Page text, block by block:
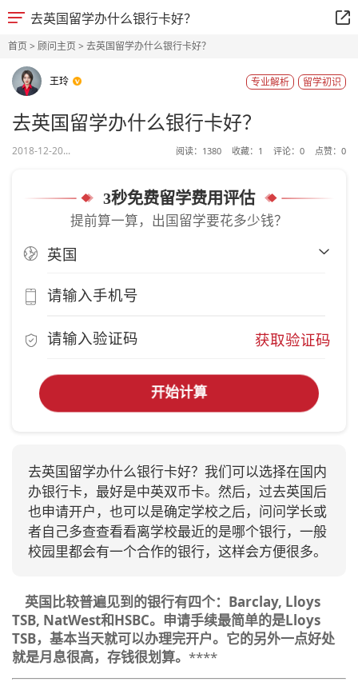
去英国留学办什么银行卡好？
首页> 顾问主页> 去英国留学办什么银行卡好？
王玲 留学初识
专业解析
去英国留学办什么银行卡好？
2018-12-20... 阅读： 1380 收藏： 1 评论： 0 点赞： 0
3秒免费留学费用评估
提前算一算，出国留学要花多少钱？
获取验证码
开始计算
去英国留学办什么银行卡好？我们可以选择在国内
办银行卡，最好是中英双币卡。然后，过去英国后
也申请开户，也可以是确定学校之后，问问学长或
者自己多查查看看离学校最近的是哪个银行，一般
校园里都会有一个合作的银行，这样会方便很多。
英国比较普遍见到的银行有四个： Barclay, Lloys
TSB, NatWest和HSBC。申请手续最简单的是Lloys
TSB，基本当天就可以办理完开户。它的另外一点好处
就是月息很高，存钱很划算。 ****